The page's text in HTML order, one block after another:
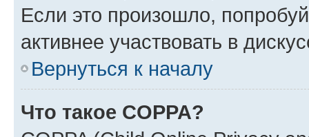
Если это произошло,
активнее участвовать в
Вернуться к началу
Что такое COPPA?